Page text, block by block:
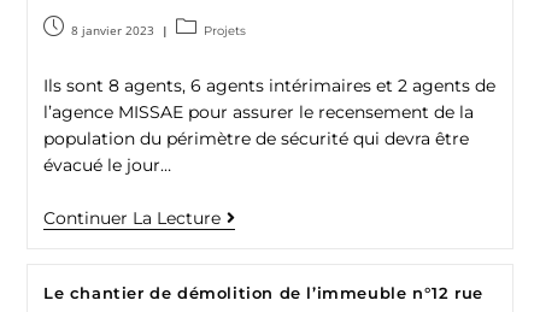
8 janvier 2023 Projets
Ils sont 8 agents, 6 agents intérimaires et 2 agents de
l’agence MISSAE pour assurer le recensement de la
population du périmètre de sécurité qui devra être
évacué le jour…
Continuer La Lecture
Le chantier de démolition de l’immeuble n°12 rue